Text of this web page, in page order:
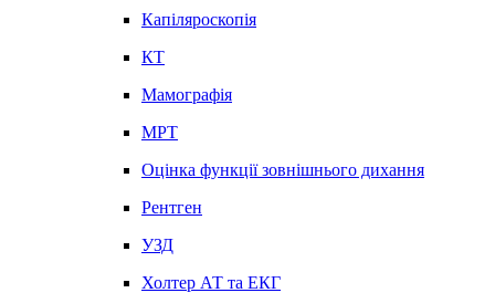
Капіляроскопія
КТ
Мамографія
МРТ
Оцінка функції зовнішнього дихання
Рентген
УЗД
Холтер АТ та ЕКГ